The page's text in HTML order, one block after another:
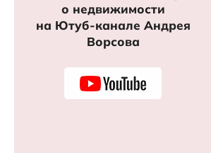
о недвижимости
на Ютуб-канале Андрея
Ворсова